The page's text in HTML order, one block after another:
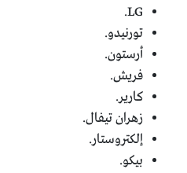
LG.
تورنيدو.
أرستون.
فريش.
كارير.
زهران تيفال.
إلكتروستار.
بيكو.